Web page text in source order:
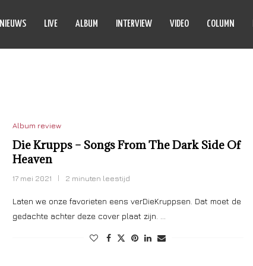
NIEUWS LIVE ALBUM INTERVIEW VIDEO COLUMN
Album review
Die Krupps – Songs From The Dark Side Of
Heaven
17 mei 2021 2 minuten leestijd
Laten we onze favorieten eens verDieKruppsen. Dat moet de
gedachte achter deze cover plaat zijn. …